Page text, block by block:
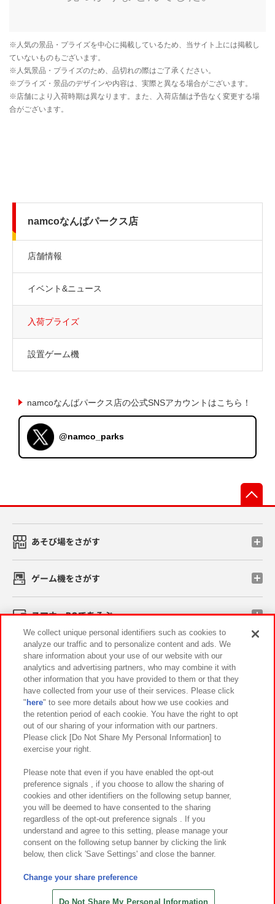
namcoなんばパークス店
店舗情報
イベント&ニュース
入荷プライズ
設置ゲーム機
namcoなんばパークス店の公式SNSアカウントはこちら！
@namco_parks
あそび場をさがす
ゲーム機をさがす
スマホ・PCであそぶ
イベント・キャンペーン
関連会社 サステナビリティ サイトポリシー
プライバシーポリシー ウェブアクセシビリティ方針と検証結果
お取引先さまとともに
カスタマーハラスメント対応方針 よくあるご質問・お問い合わせ
©Bandai Namco Amusement Inc.
©Bandai Namco Amusement Lab Inc.
©HANAYASHIKI Co., Ltd. All Rights Reserved.
We collect unique personal identifiers such as cookies to
analyze our traffic and to personalize content and ads. We
share information about your use of our website with our
analytics and advertising partners, who may combine it with
other information that you have provided to them or that they
have collected from your use of their services. Please click
" here" to see more details about how we use cookies and
the retention period of each cookie. You have the right to opt
out of our sharing of your information with our partners.
Please click [Do Not Share My Personal Information] to
exercise your right.
Please note that even if you have enabled the opt-out
preference signals , if you choose to allow the sharing of
cookies and other identifiers on the following setup banner,
you will be deemed to have consented to the sharing
regardless of the opt-out preference signals . If you
understand and agree to this setting, please manage your
consent on the following setup banner by clicking the link
below, then click 'Save Settings' and close the banner.
Change your share preference
Do Not Share My Personal Information